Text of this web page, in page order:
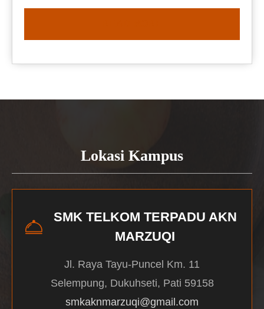
Lokasi Kampus
SMK TELKOM TERPADU AKN
MARZUQI
Jl. Raya Tayu-Puncel Km. 11
Selempung, Dukuhseti, Pati 59158
smkaknmarzuqi@gmail.com